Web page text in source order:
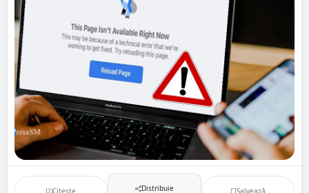
Citește Distribuie Salvează